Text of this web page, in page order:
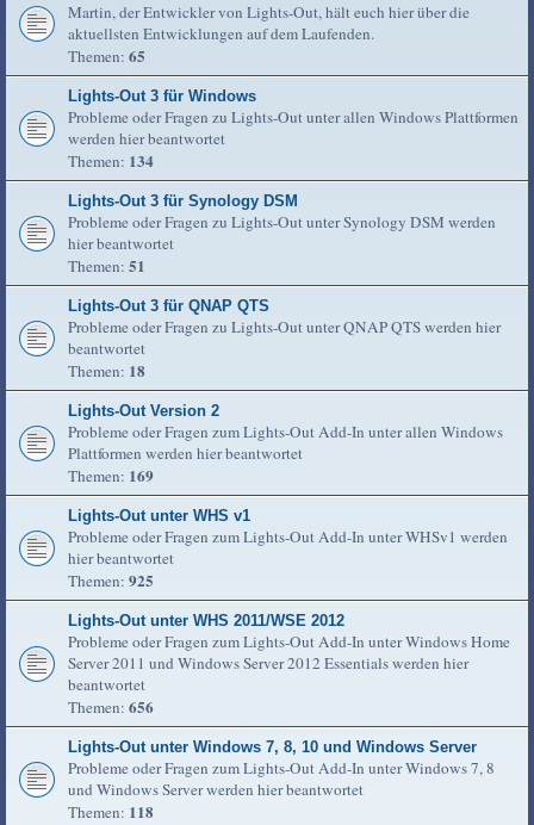
Martin, der Entwickler von Lights-Out, hält euch hier über die
aktuellsten Entwicklungen auf dem Laufenden.
Themen: 65
Lights-Out 3 für Windows
Probleme oder Fragen zu Lights-Out unter allen Windows Plattformen
werden hier beantwortet
Themen: 134
Lights-Out 3 für Synology DSM
Probleme oder Fragen zu Lights-Out unter Synology DSM werden
hier beantwortet
Themen: 51
Lights-Out 3 für QNAP QTS
Probleme oder Fragen zu Lights-Out unter QNAP QTS werden hier
beantwortet
Themen: 18
Lights-Out Version 2
Probleme oder Fragen zum Lights-Out Add-In unter allen Windows
Plattformen werden hier beantwortet
Themen: 169
Lights-Out unter WHS v1
Probleme oder Fragen zum Lights-Out Add-In unter WHSv1 werden
hier beantwortet
Themen: 925
Lights-Out unter WHS 2011/WSE 2012
Probleme oder Fragen zum Lights-Out Add-In unter Windows Home
Server 2011 und Windows Server 2012 Essentials werden hier
beantwortet
Themen: 656
Lights-Out unter Windows 7, 8, 10 und Windows Server
Probleme oder Fragen zum Lights-Out Add-In unter Windows 7, 8
und Windows Server werden hier beantwortet
Themen: 118